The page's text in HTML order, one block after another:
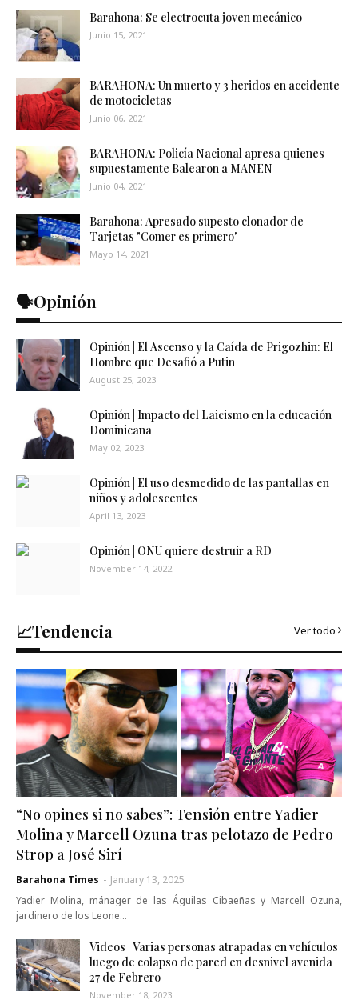
Barahona: Se electrocuta joven mecánico
Junio 15, 2021
BARAHONA: Un muerto y 3 heridos en accidente
de motocicletas
Junio 06, 2021
BARAHONA: Policía Nacional apresa quienes
supuestamente Balearon a MANEN
Junio 04, 2021
Barahona: Apresado supesto clonador de
Tarjetas "Comer es primero"
Mayo 14, 2021
🗣️Opinión
Opinión | El Ascenso y la Caída de Prigozhin: El
Hombre que Desafió a Putin
August 25, 2023
Opinión | Impacto del Laicismo en la educación
Dominicana
May 02, 2023
Opinión | El uso desmedido de las pantallas en
niños y adolescentes
April 13, 2023
Opinión | ONU quiere destruir a RD
November 14, 2022
📈Tendencia Ver todo
“No opines si no sabes”: Tensión entre Yadier
Molina y Marcell Ozuna tras pelotazo de Pedro
Strop a José Sirí
Barahona Times - January 13, 2025
Yadier Molina, mánager de las Águilas Cibaeñas y Marcell Ozuna,
jardinero de los Leone…
Videos | Varias personas atrapadas en vehículos
luego de colapso de pared en desnivel avenida
27 de Febrero
November 18, 2023